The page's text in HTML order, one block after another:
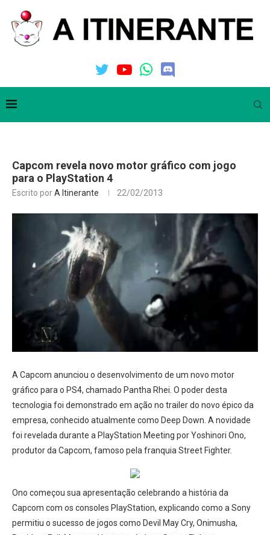
Capcom revela novo motor gráfico com jogo
para o PlayStation 4
Escrito porA Itinerante 22/02/2013
A Capcom anunciou o desenvolvimento de um novo motor
gráfico para o PS4, chamado Pantha Rhei. O poder desta
tecnologia foi demonstrado em ação no trailer do novo épico da
empresa, conhecido atualmente como Deep Down. A novidade
foi revelada durante a PlayStation Meeting por Yoshinori Ono,
produtor da Capcom, famoso pela franquia Street Fighter.
Ono começou sua apresentação celebrando a história da
Capcom com os consoles PlayStation, explicando como a Sony
permitiu o sucesso de jogos como Devil May Cry, Onimusha,